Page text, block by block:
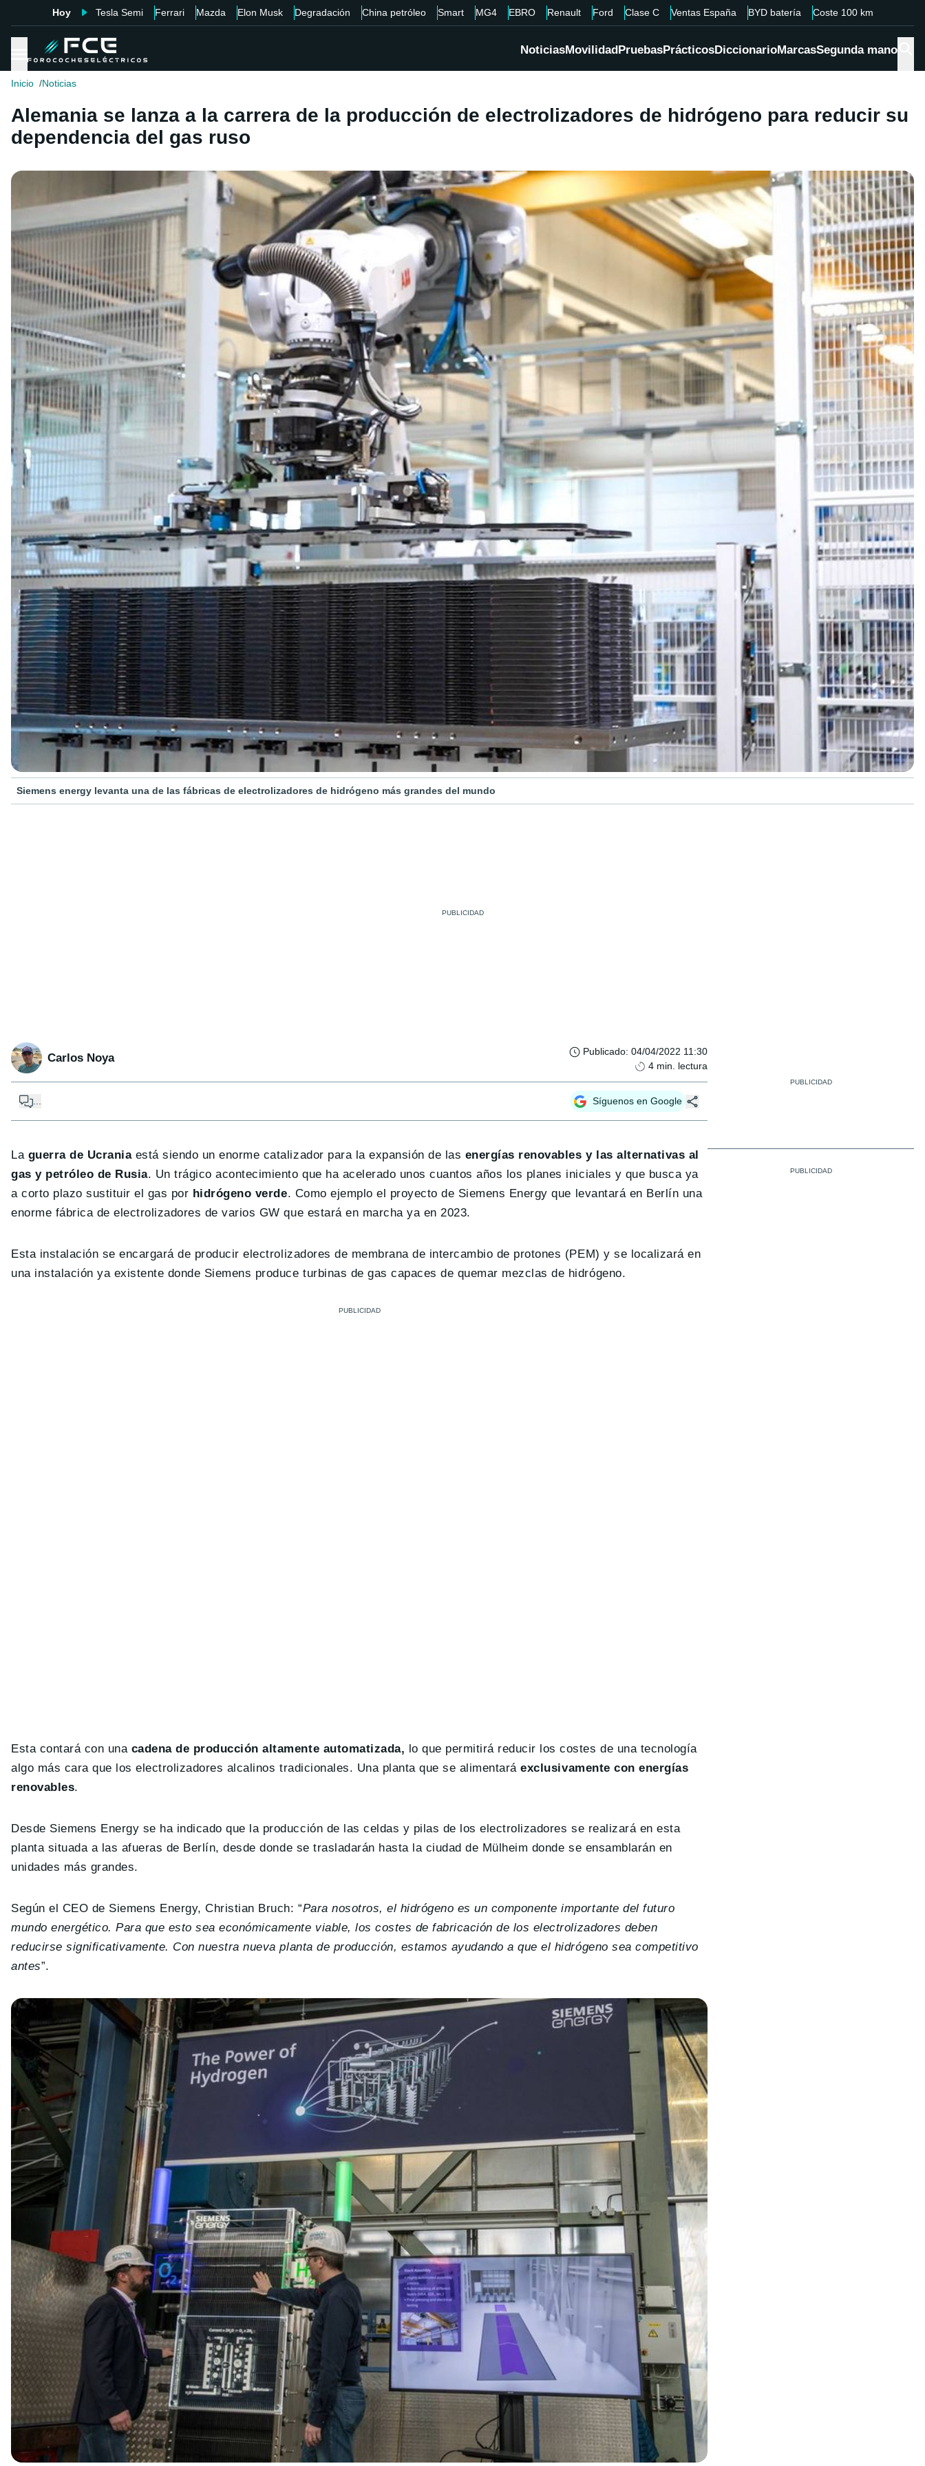
Hoy Tesla Semi Ferrari Mazda Elon Musk Degradación China petróleo Smart MG4 EBRO Renault Ford Clase C Ventas España BYD batería Coste 100 km
NoticiasMovilidadPruebasPrácticosDiccionarioMarcasSegunda mano
Inicio Noticias
Alemania se lanza a la carrera de la producción de electrolizadores de hidrógeno para reducir su
dependencia del gas ruso
Siemens energy levanta una de las fábricas de electrolizadores de hidrógeno más grandes del mundo
Carlos Noya Publicado: 04/04/2022 11:30
4 min. lectura
... Síguenos en Google
La guerra de Ucraniaestá siendo un enorme catalizador para la expansión de las energías renovables y las alternativas al
gas y petróleo de Rusia. Un trágico acontecimiento que ha acelerado unos cuantos años los planes iniciales y que busca ya
a corto plazo sustituir el gas por hidrógeno verde. Como ejemplo el proyecto de Siemens Energy que levantará en Berlín una
enorme fábrica de electrolizadores de varios GW que estará en marcha ya en 2023.
Esta instalación se encargará de producir electrolizadores de membrana de intercambio de protones (PEM) y se localizará en
una instalación ya existente donde Siemens produce turbinas de gas capaces de quemar mezclas de hidrógeno.
Esta contará con unacadena de producción altamente automatizada, lo que permitirá reducir los costes de una tecnología
algo más cara que los electrolizadores alcalinos tradicionales. Una planta que se alimentaráexclusivamente con energías
renovables.
Desde Siemens Energy se ha indicado que la producción de las celdas y pilas de los electrolizadores se realizará en esta
planta situada a las afueras de Berlín, desde donde se trasladarán hasta la ciudad de Mülheim donde se ensamblarán en
unidades más grandes.
Según el CEO de Siemens Energy, Christian Bruch: “Para nosotros, el hidrógeno es un componente importante del futuro
mundo energético. Para que esto sea económicamente viable, los costes de fabricación de los electrolizadores deben
reducirse significativamente. Con nuestra nueva planta de producción, estamos ayudando a que el hidrógeno sea competitivo
antes”.